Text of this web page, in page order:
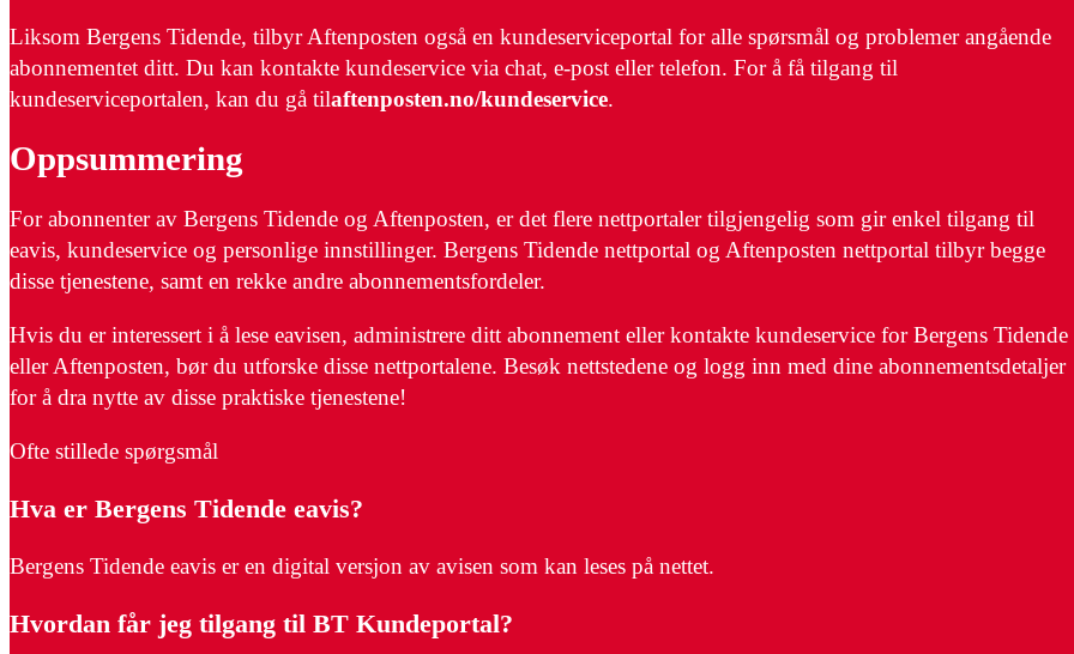
Liksom Bergens Tidende, tilbyr Aftenposten også en kundeserviceportal for alle spørsmål og problemer angående
abonnementet ditt. Du kan kontakte kundeservice via chat, e-post eller telefon. For å få tilgang til
kundeserviceportalen, kan du gå tilaftenposten.no/kundeservice.
Oppsummering
For abonnenter av Bergens Tidende og Aftenposten, er det flere nettportaler tilgjengelig som gir enkel tilgang til
eavis, kundeservice og personlige innstillinger. Bergens Tidende nettportal og Aftenposten nettportal tilbyr begge
disse tjenestene, samt en rekke andre abonnementsfordeler.
Hvis du er interessert i å lese eavisen, administrere ditt abonnement eller kontakte kundeservice for Bergens Tidende
eller Aftenposten, bør du utforske disse nettportalene. Besøk nettstedene og logg inn med dine abonnementsdetaljer
for å dra nytte av disse praktiske tjenestene!
Ofte stillede spørgsmål
Hva er Bergens Tidende eavis?
Bergens Tidende eavis er en digital versjon av avisen som kan leses på nettet.
Hvordan får jeg tilgang til BT Kundeportal?